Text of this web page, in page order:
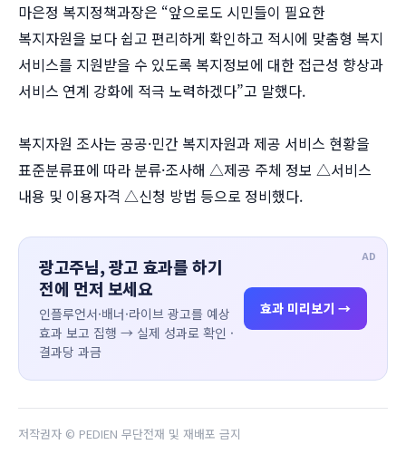
마은정 복지정책과장은 “앞으로도 시민들이 필요한
복지자원을 보다 쉽고 편리하게 확인하고 적시에 맞춤형 복지
서비스를 지원받을 수 있도록 복지정보에 대한 접근성 향상과
서비스 연계 강화에 적극 노력하겠다”고 말했다.
복지자원 조사는 공공·민간 복지자원과 제공 서비스 현황을
표준분류표에 따라 분류·조사해 △제공 주체 정보 △서비스
내용 및 이용자격 △신청 방법 등으로 정비했다.
AD
광고주님, 광고 효과를 하기
전에 먼저 보세요
인플루언서·배너·라이브 광고를 예상
효과 보고 집행 → 실제 성과로 확인 ·
결과당 과금
효과 미리보기 →
저작권자 © PEDIEN 무단전재 및 재배포 금지